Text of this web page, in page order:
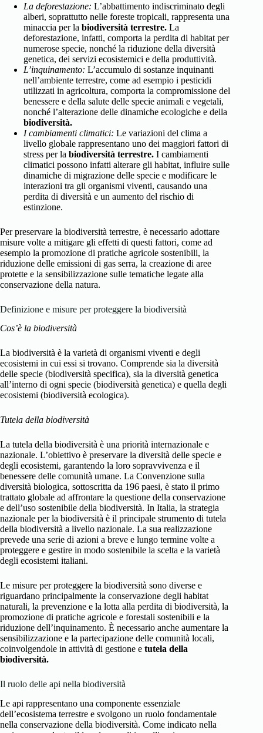
La deforestazione: L’abbattimento indiscriminato degli
alberi, soprattutto nelle foreste tropicali, rappresenta una
minaccia per la biodiversità terrestre. La
deforestazione, infatti, comporta la perdita di habitat per
numerose specie, nonché la riduzione della diversità
genetica, dei servizi ecosistemici e della produttività.
L’inquinamento: L’accumulo di sostanze inquinanti
nell’ambiente terrestre, come ad esempio i pesticidi
utilizzati in agricoltura, comporta la compromissione del
benessere e della salute delle specie animali e vegetali,
nonché l’alterazione delle dinamiche ecologiche e della
biodiversità.
I cambiamenti climatici: Le variazioni del clima a
livello globale rappresentano uno dei maggiori fattori di
stress per la biodiversità terrestre. I cambiamenti
climatici possono infatti alterare gli habitat, influire sulle
dinamiche di migrazione delle specie e modificare le
interazioni tra gli organismi viventi, causando una
perdita di diversità e un aumento del rischio di
estinzione.
Per preservare la biodiversità terrestre, è necessario adottare
misure volte a mitigare gli effetti di questi fattori, come ad
esempio la promozione di pratiche agricole sostenibili, la
riduzione delle emissioni di gas serra, la creazione di aree
protette e la sensibilizzazione sulle tematiche legate alla
conservazione della natura.
Definizione e misure per proteggere la biodiversità
Cos’è la biodiversità
La biodiversità è la varietà di organismi viventi e degli
ecosistemi in cui essi si trovano. Comprende sia la diversità
delle specie (biodiversità specifica), sia la diversità genetica
all’interno di ogni specie (biodiversità genetica) e quella degli
ecosistemi (biodiversità ecologica).
Tutela della biodiversità
La tutela della biodiversità è una priorità internazionale e
nazionale. L’obiettivo è preservare la diversità delle specie e
degli ecosistemi, garantendo la loro sopravvivenza e il
benessere delle comunità umane. La Convenzione sulla
diversità biologica, sottoscritta da 196 paesi, è stato il primo
trattato globale ad affrontare la questione della conservazione
e dell’uso sostenibile della biodiversità. In Italia, la strategia
nazionale per la biodiversità è il principale strumento di tutela
della biodiversità a livello nazionale. La sua realizzazione
prevede una serie di azioni a breve e lungo termine volte a
proteggere e gestire in modo sostenibile la scelta e la varietà
degli ecosistemi italiani.
Le misure per proteggere la biodiversità sono diverse e
riguardano principalmente la conservazione degli habitat
naturali, la prevenzione e la lotta alla perdita di biodiversità, la
promozione di pratiche agricole e forestali sostenibili e la
riduzione dell’inquinamento. È necessario anche aumentare la
sensibilizzazione e la partecipazione delle comunità locali,
coinvolgendole in attività di gestione e tutela della
biodiversità.
Il ruolo delle api nella biodiversità
Le api rappresentano una componente essenziale
dell’ecosistema terrestre e svolgono un ruolo fondamentale
nella conservazione della biodiversità. Come indicato nella